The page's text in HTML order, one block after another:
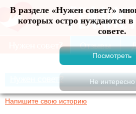
В разделе «Нужен совет?»
которых остро нуждаются
совете.
Нужен совет?
Напишите свою историю